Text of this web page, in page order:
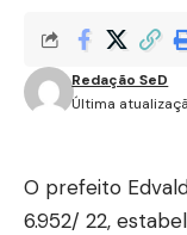
Última
Redação SeD
O prefeito
6.952/ 22,